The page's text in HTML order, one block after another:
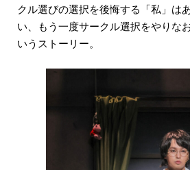
クル選びの選択を後悔する「私」は
い、もう一度サークル選択をやり
いうストーリー。